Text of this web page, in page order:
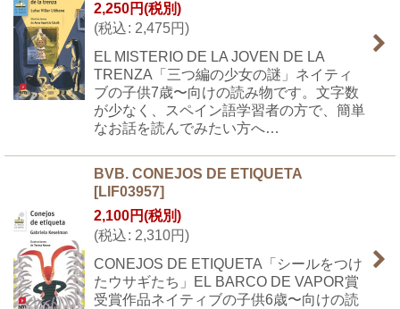
2,250円(税別)
(税込: 2,475円)
EL MISTERIO DE LA JOVEN DE LA
TRENZA「三つ編の少女の謎」ネイティ
ブの子供7歳〜向けの読み物です。文字数
が少なく、スペイン語学習者の方で、簡単
なお話を読んでみたい方へ…
BVB. CONEJOS DE ETIQUETA
[LIF03957]
2,100円(税別)
(税込: 2,310円)
CONEJOS DE ETIQUETA「シールをつけ
たウサギたち」EL BARCO DE VAPOR賞
受賞作品ネイティブの子供6歳〜向けの読